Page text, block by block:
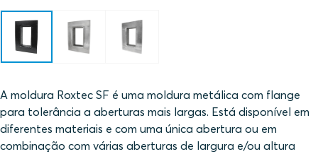
A moldura Roxtec SF é uma moldura metálica com flange
para tolerância a aberturas mais largas. Está disponível em
diferentes materiais e com uma única abertura ou em
combinação com várias aberturas de largura e/ou altura